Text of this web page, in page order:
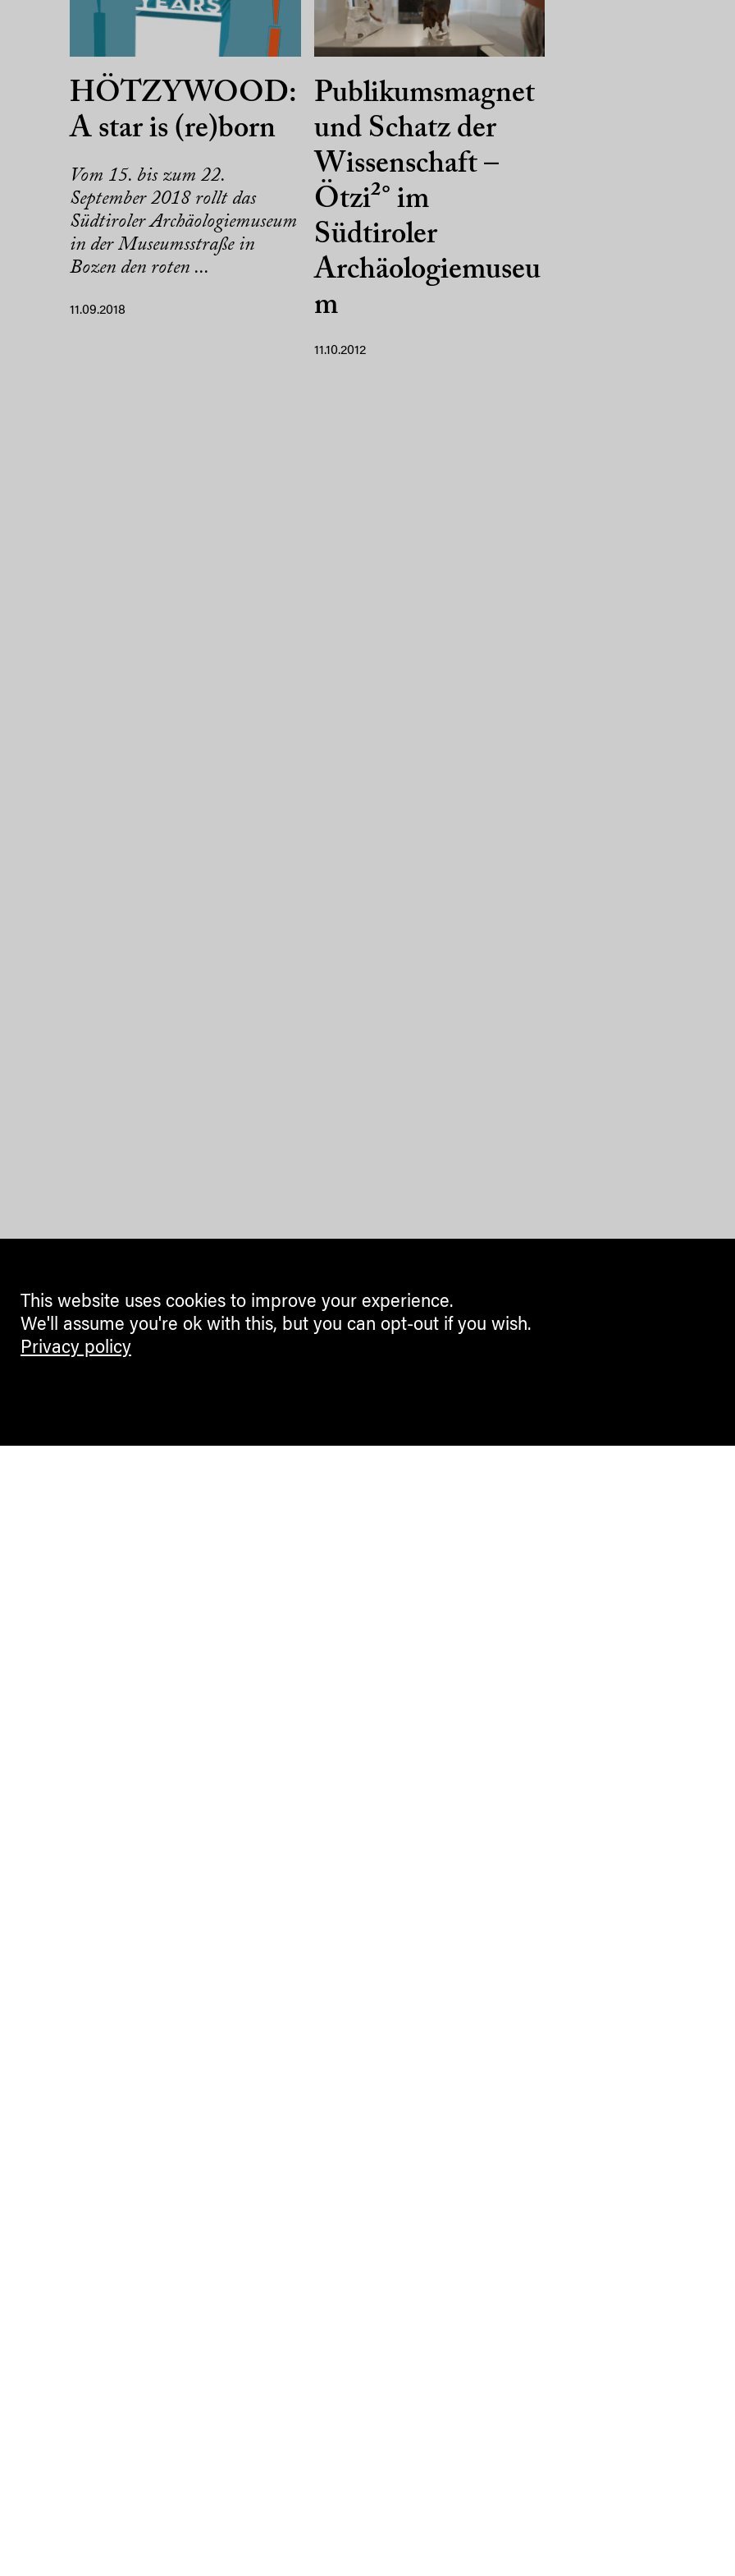
HÖTZYWOOD:
A star is (re)born
Vom 15. bis zum 22.
September 2018 rollt das
Südtiroler Archäologiemuseum
in der Museumsstraße in
Bozen den roten ...
11.09.2018
Publikumsmagnet
und Schatz der
Wissenschaft –
Ötzi²° im
Südtiroler
Archäologiemuseu
m
11.10.2012
This website uses cookies to improve your experience.
We'll assume you're ok with this, but you can opt-out if you wish.
Privacy policy